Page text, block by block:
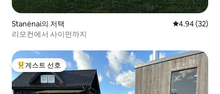
Stanėnai의 저택 평점 4.94점(5
4.94 (32)
리모컨에서 사이먼까지
상위 게스트 선호
게스트 선호